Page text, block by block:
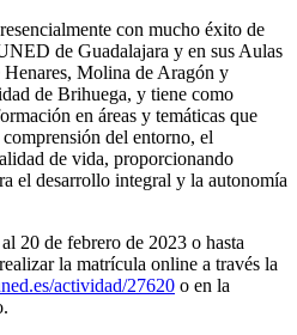
con mucho éxito de
de Guadalajara y en sus Aulas
Molina de Aragón y
de Brihuega, y tiene como
en áreas y temáticas que
del entorno, el
de vida, proporcionando
el desarrollo integral y la autonomía
20 de febrero de 2023 o hasta
la matrícula online a través la
actividad/27620 o en la